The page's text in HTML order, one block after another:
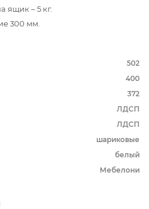
ящик – 5 кг.
300 мм.
502
400
372
ЛДСП
ЛДСП
шариковые
белый
Мебелони